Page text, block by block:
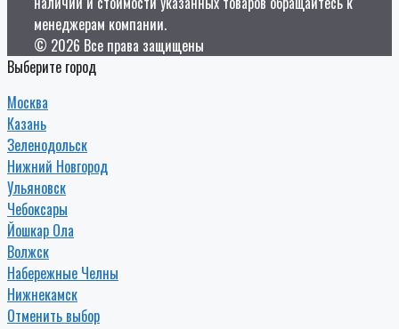
менеджерам компании.
© 2026 Все права защищены
Выберите город
Москва
Казань
Зеленодольск
Нижний Новгород
Ульяновск
Чебоксары
Йошкар Ола
Волжск
Набережные Челны
Нижнекамск
Отменить выбор